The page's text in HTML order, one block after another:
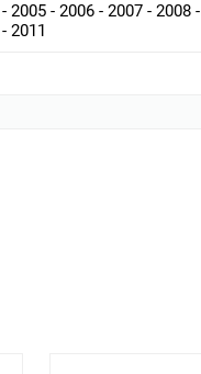
2005 - 2006 - 2007 - 2008 -
2011